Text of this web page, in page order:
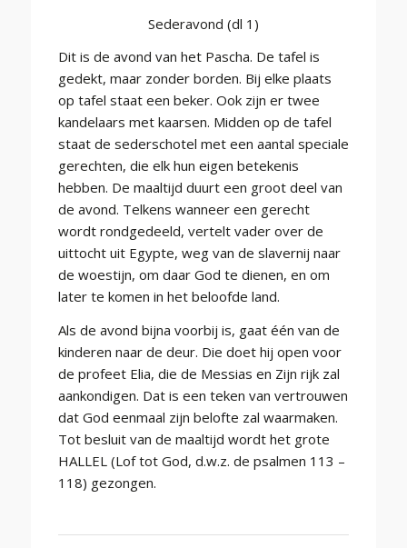
Sederavond (dl 1)
Dit is de avond van het Pascha. De tafel is
gedekt, maar zonder borden. Bij elke plaats
op tafel staat een beker. Ook zijn er twee
kandelaars met kaarsen. Midden op de tafel
staat de sederschotel met een aantal speciale
gerechten, die elk hun eigen betekenis
hebben. De maaltijd duurt een groot deel van
de avond. Telkens wanneer een gerecht
wordt rondgedeeld, vertelt vader over de
uittocht uit Egypte, weg van de slavernij naar
de woestijn, om daar God te dienen, en om
later te komen in het beloofde land.
Als de avond bijna voorbij is, gaat één van de
kinderen naar de deur. Die doet hij open voor
de profeet Elia, die de Messias en Zijn rijk zal
aankondigen. Dat is een teken van vertrouwen
dat God eenmaal zijn belofte zal waarmaken.
Tot besluit van de maaltijd wordt het grote
HALLEL (Lof tot God, d.w.z. de psalmen 113 –
118) gezongen.